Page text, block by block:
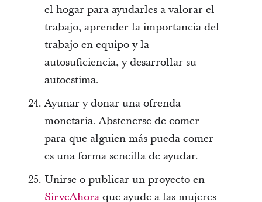
el hogar para ayudarles a valorar el
trabajo, aprender la importancia del
trabajo en equipo y la
autosuficiencia, y desarrollar su
autoestima.
Ayunar y donar una ofrenda
monetaria. Abstenerse de comer
para que alguien más pueda comer
es una forma sencilla de ayudar.
Unirse o publicar un proyecto en
SirveAhoraque ayude a las mujeres